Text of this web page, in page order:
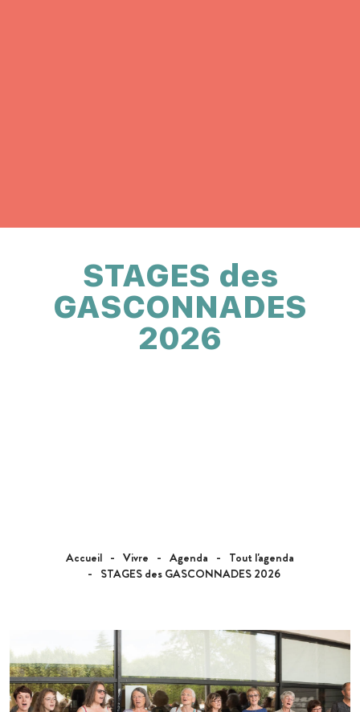
Accueil Vivre Agenda
Tout l'agenda
STAGES des GASCONNADES 2026
STAGES des
GASCONNADES
2026